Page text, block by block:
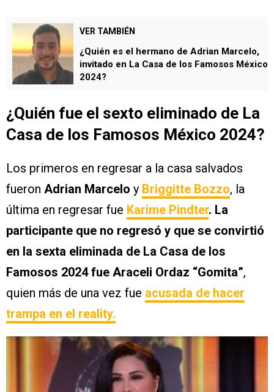
VER TAMBIÉN
¿Quién es el hermano de Adrian Marcelo,
invitado en La Casa de los Famosos México
2024?
¿Quién fue el sexto eliminado de La
Casa de los Famosos México 2024?
Los primeros en regresar a la casa salvados
fueron Adrian Marcelo y Briggitte Bozzo, la
última en regresar fue Karime Pindter. La
participante que no regresó y que se convirtió
en la sexta eliminada de La Casa de los
Famosos 2024 fue Araceli Ordaz “Gomita”,
quien más de una vez fue acusada de hacer
trampa en el reality.